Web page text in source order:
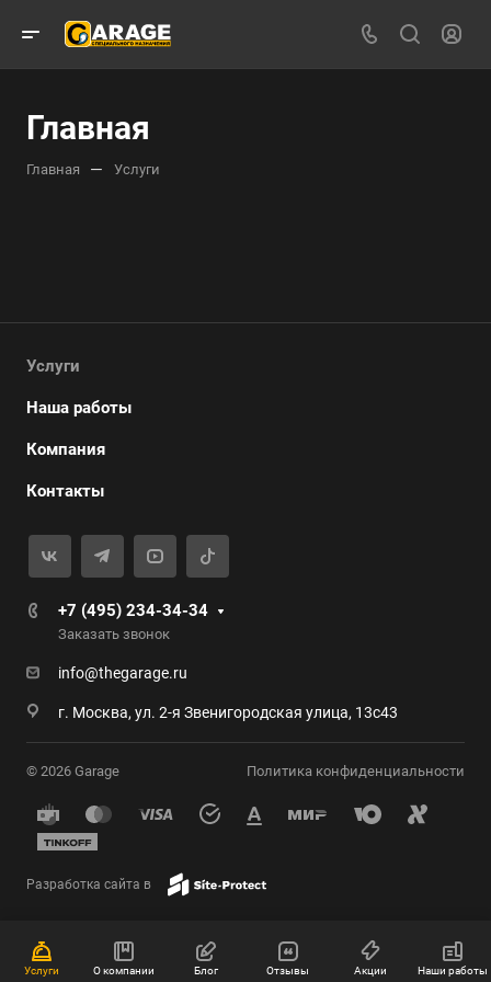
Главная
Главная — Услуги
Услуги
Наша работы
Компания
Контакты
+7 (495) 234-34-34
Заказать звонок
info@thegarage.ru
г. Москва, ул. 2-я Звенигородская улица, 13с43
© 2026 Garage Политика конфиденциальности
Разработка сайта в
Услуги О компании Блог Отзывы Акции Наши работы